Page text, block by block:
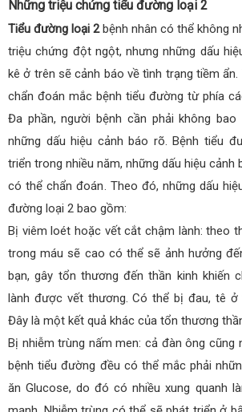
Những triệu chứng tiểu đường loại 2
Tiểu đường loại 2bệnh nhân có thể không
triệu chứng đột ngột, nhưng những dấu
kê ở trên sẽ cảnh báo về tình trạng tiềm
chẩn đoán mắc bệnh tiểu đường từ phía
Đa phần, người bệnh cần phải không
những dấu hiệu cảnh báo rõ. Bệnh tiểu
triển trong nhiều năm, những dấu hiệu cảnh
có thể chẩn đoán. Theo đó, những dấu
đường loại 2 bao gồm:
Bị viêm loét hoặc vết cắt chậm lành: theo
trong máu sẽ cao có thể sẽ ảnh hưởng
bạn, gây tổn thương đến thần kinh khiến
lành được vết thương. Có thể bị đau, tê ở
Đây là một kết quả khác của tổn thương
Bị nhiễm trùng nấm men: cả đàn ông cũng
bệnh tiểu đường đều có thể mắc phải
ăn Glucose, do đó có nhiều xung quanh